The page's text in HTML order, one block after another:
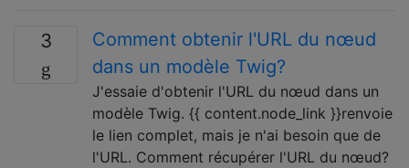
3
Comment obtenir l'URL du nœud
dans un modèle Twig?
J'essaie d'obtenir l'URL du nœud dans un
modèle Twig. {{ content.node_link }}renvoie
le lien complet, mais je n'ai besoin que de
l'URL. Comment récupérer l'URL du nœud?